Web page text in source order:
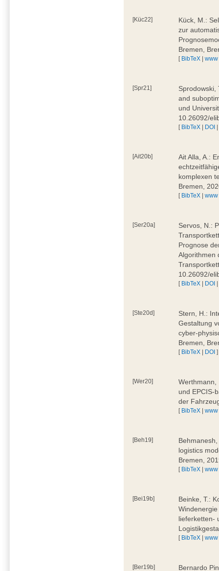
[Küc22]
Kück, M.:
zur
Bremen,
[ BibTeX |www
[Spr21]
Sprodowski,
and
und
10.26092/
[ BibTeX | DOI
[Ait20b]
Ait Alla, A.:
komplexen
Bremen,
[ BibTeX |www
[Ser20a]
Servos, N.:
Prognose
Algorithmen
10.26092/
[ BibTeX | DOI
[Ste20d]
Stern, H.:
Gestaltung
cyber-
Bremen,
[ BibTeX | DOI ]
[Wer20]
Werthmann,
und EPCIS-
der
[ BibTeX |www
[Beh19]
logistics
Bremen,
[ BibTeX |www
[Bei19b]
Beinke, T.:
lieferketten-
[ BibTeX |www
[Ber19b]
Bernardo